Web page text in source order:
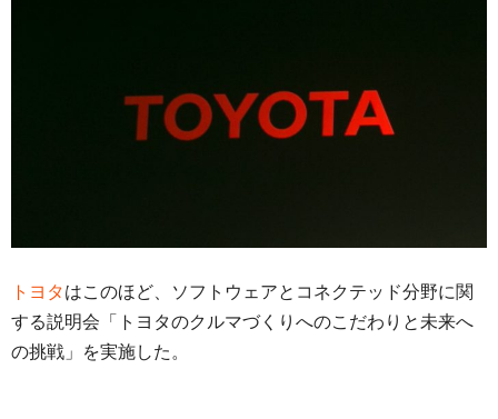
トヨタはこのほど、ソフトウェアとコネクテッド分野に関
する説明会「トヨタのクルマづくりへのこだわりと未来へ
の挑戦」を実施した。